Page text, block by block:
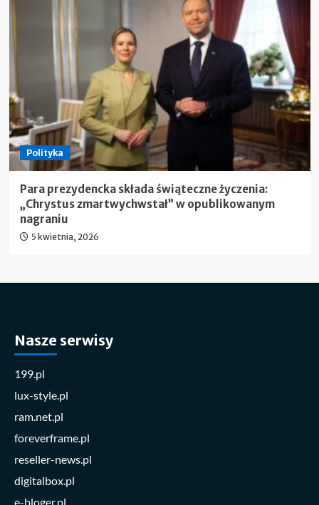
Polityka
Para prezydencka składa świąteczne życzenia:
„Chrystus zmartwychwstał” w opublikowanym
nagraniu
5 kwietnia, 2026
Nasze serwisy
199.pl
lux-style.pl
ram.net.pl
foreverframe.pl
reseller-news.pl
digitalbox.pl
e-bloger.pl